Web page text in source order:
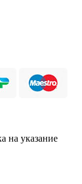
на указание